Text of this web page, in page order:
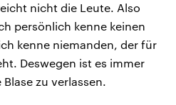
nicht die Leute. Also
persönlich kenne keinen
kenne niemanden, der für
Deswegen ist es immer
zu verlassen.